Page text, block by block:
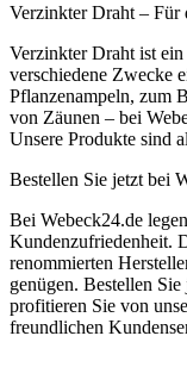
Verzinkter Draht – Für
Verzinkter Draht ist
verschiedene Zwecke
Pflanzenampeln, zum
von Zäunen – bei
Unsere Produkte sind
Bestellen Sie jetzt bei
Bei Webeck24.de
Kundenzufriedenheit.
renommierten
genügen. Bestellen
profitieren Sie von
freundlichen